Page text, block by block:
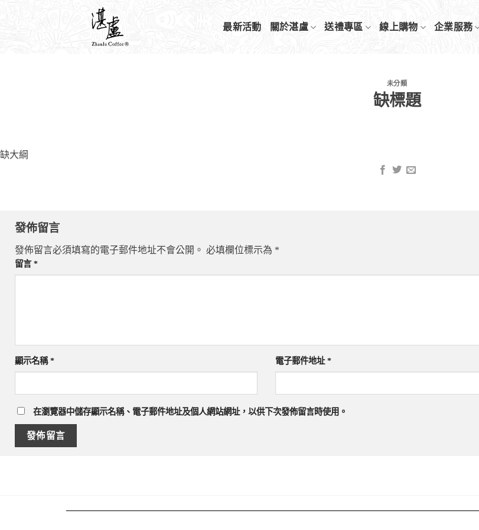
最新活動 關於湛盧 送禮專區 線上購物 企業服務
未分類
缺標題
缺大綱
發佈留言
發佈留言必須填寫的電子郵件地址不會公開。 必填欄位標示為 *
留言*
顯示名稱* 電子郵件地址*
在瀏覽器中儲存顯示名稱、電子郵件地址及個人網站網址，以供下次發佈留言時使用。